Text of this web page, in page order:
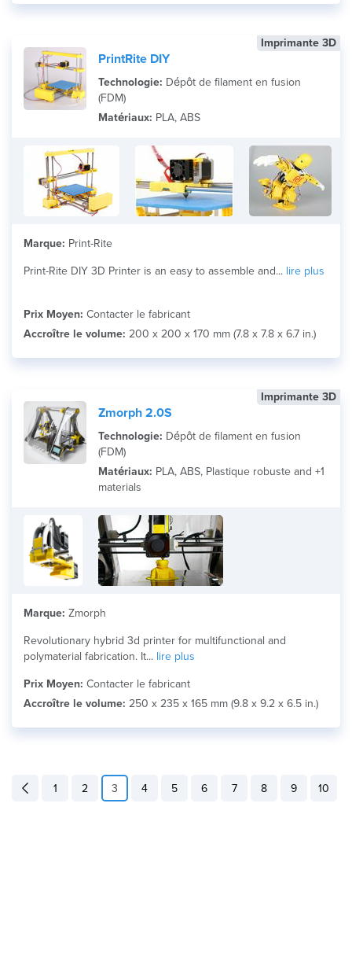
Imprimante 3D
PrintRite DIY
Technologie: Dépôt de filament en fusion
(FDM)
Matériaux: PLA, ABS
Marque: Print-Rite
Print-Rite DIY 3D Printer is an easy to assemble and... lire plus
Prix Moyen: Contacter le fabricant
Accroître le volume: 200 x 200 x 170 mm (7.8 x 7.8 x 6.7 in.)
Imprimante 3D
Zmorph 2.0S
Technologie: Dépôt de filament en fusion
(FDM)
Matériaux: PLA, ABS, Plastique robuste and +1
materials
Marque: Zmorph
Revolutionary hybrid 3d printer for multifunctional and
polymaterial fabrication. It... lire plus
Prix Moyen: Contacter le fabricant
Accroître le volume: 250 x 235 x 165 mm (9.8 x 9.2 x 6.5 in.)
1 2 3 4 5 6 7 8 9 10